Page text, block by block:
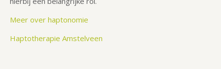
Meer over haptonomie
Haptotherapie Amstelveen